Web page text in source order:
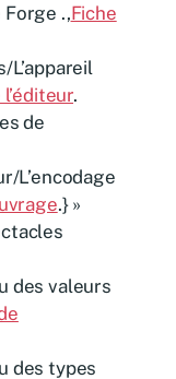
Forge .,Fiche
.
de
L’encodage
.} »
des valeurs
des types